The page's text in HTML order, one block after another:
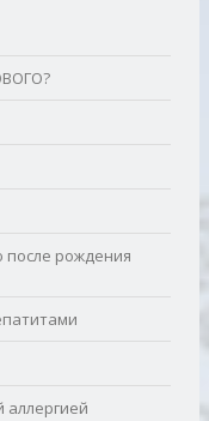
рождения